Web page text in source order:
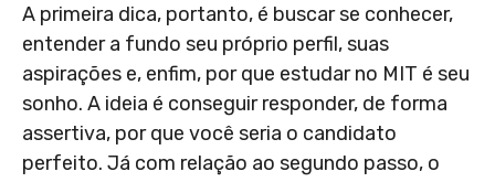
A primeira dica, portanto, é buscar se conhecer,
entender a fundo seu próprio perfil, suas
aspirações e, enfim, por que estudar no MIT é seu
sonho. A ideia é conseguir responder, de forma
assertiva, por que você seria o candidato
perfeito. Já com relação ao segundo passo, o